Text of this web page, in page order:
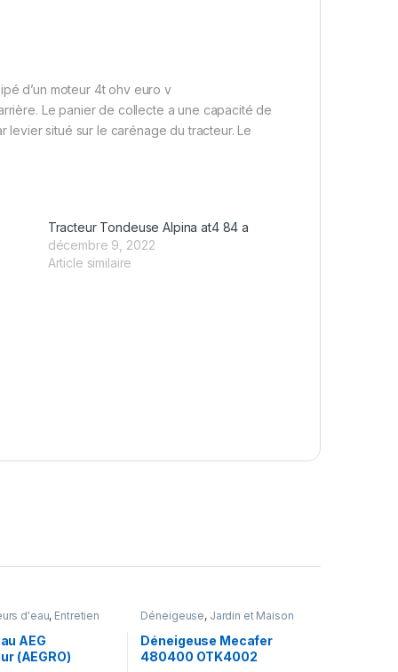
d’un moteur 4t ohv euro v
Le panier de collecte a une capacité de
levier situé sur le carénage du tracteur. Le
Tracteur Tondeuse Alpina at4 84 a
décembre 9, 2022
Article similaire
d'eau, Entretien
AEG
(AEGRO)
Déneigeuse, Jardin et Maison
Déneigeuse Mecafer
480400 OTK4002